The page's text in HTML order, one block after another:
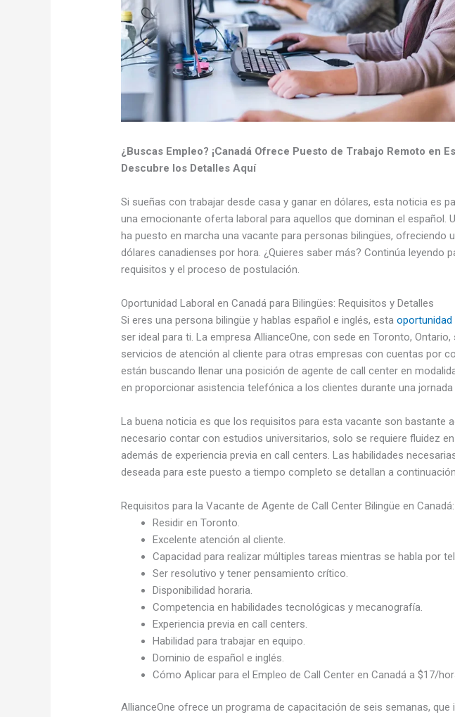
¿Buscas Empleo? ¡Canadá Ofrece Puesto de Trabajo Remoto en
Descubre los Detalles Aquí
Si sueñas con trabajar desde casa y ganar en dólares, esta noticia es
una emocionante oferta laboral para aquellos que dominan el español.
ha puesto en marcha una vacante para personas bilingües, ofreciendo
dólares canadienses por hora. ¿Quieres saber más? Continúa leyendo
requisitos y el proceso de postulación.
Oportunidad Laboral en Canadá para Bilingües: Requisitos y Detalles
Si eres una persona bilingüe y hablas español e inglés, estaoportunidad
ser ideal para ti. La empresa AllianceOne, con sede en Toronto,
servicios de atención al cliente para otras empresas con cuentas por
están buscando llenar una posición de agente de call center en
en proporcionar asistencia telefónica a los clientes durante una jornada
La buena noticia es que los requisitos para esta vacante son bastante
necesario contar con estudios universitarios, solo se requiere fluidez
además de experiencia previa en call centers. Las habilidades
deseada para este puesto a tiempo completo se detallan a
Requisitos para la Vacante de Agente de Call Center Bilingüe en Canadá:
Residir en Toronto.
Excelente atención al cliente.
Capacidad para realizar múltiples tareas mientras se habla por
Ser resolutivo y tener pensamiento crítico.
Disponibilidad horaria.
Competencia en habilidades tecnológicas y mecanografía.
Experiencia previa en call centers.
Habilidad para trabajar en equipo.
Dominio de español e inglés.
Cómo Aplicar para el Empleo de Call Center en Canadá a $17/
AllianceOne ofrece un programa de capacitación de seis semanas, que